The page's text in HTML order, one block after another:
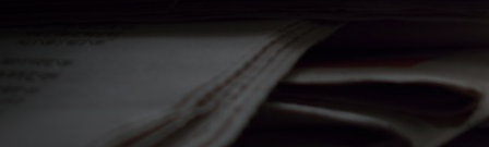
Mängel melden
Wahlen